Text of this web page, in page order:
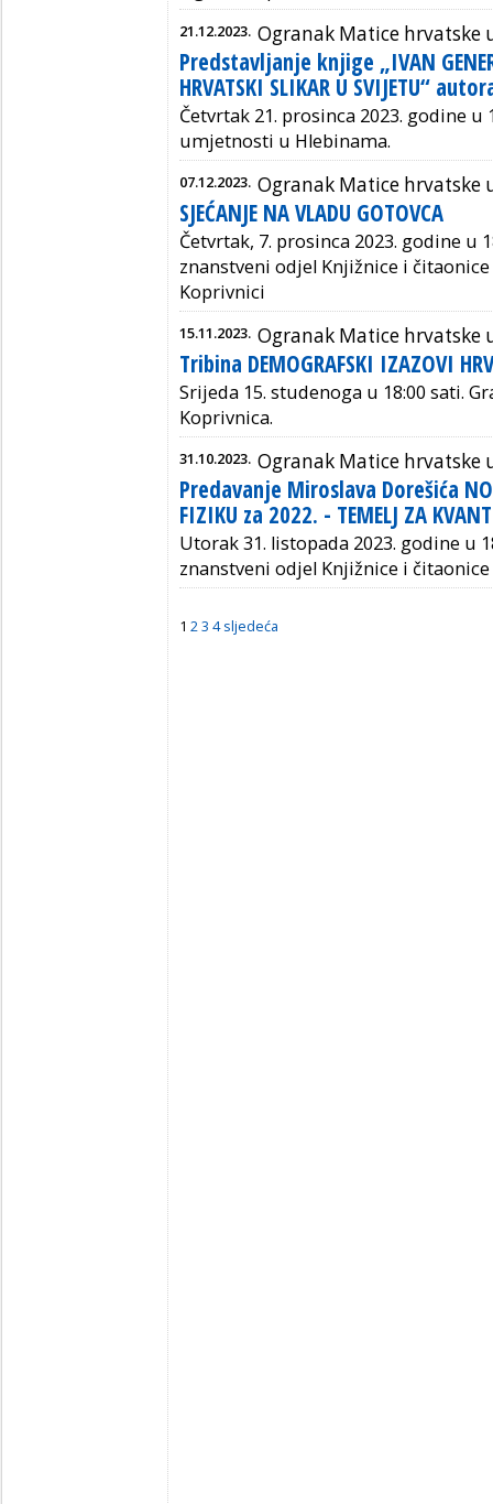
21.12.2023. Ogranak Matice hrvatske
Predstavljanje knjige „IVAN
HRVATSKI SLIKAR U SVIJETU“
Četvrtak 21. prosinca 2023. godine u
umjetnosti u Hlebinama.
07.12.2023. Ogranak Matice hrvatske
SJEĆANJE NA VLADU GOTOVCA
Četvrtak, 7. prosinca 2023. godine u
znanstveni odjel Knjižnice i
Koprivnici
15.11.2023. Ogranak Matice hrvatske
Tribina DEMOGRAFSKI IZAZOVI
Srijeda 15. studenoga u 18:00 sati.
Koprivnica.
31.10.2023. Ogranak Matice hrvatske
Predavanje Miroslava Dorešića
FIZIKU za 2022. - TEMELJ ZA
Utorak 31. listopada 2023. godine u
znanstveni odjel Knjižnice i čitaonice
1 23 4 sljedeća